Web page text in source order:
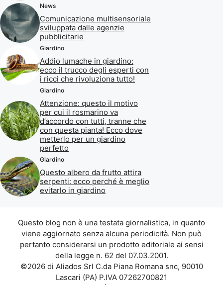
News
Comunicazione multisensoriale
sviluppata dalle agenzie
pubblicitarie
Giardino
Addio lumache in giardino:
ecco il trucco degli esperti con
i ricci che rivoluziona tutto!
Giardino
Attenzione: questo il motivo
per cui il rosmarino va
d’accordo con tutti, tranne che
con questa pianta! Ecco dove
metterlo per un giardino
perfetto
Giardino
Questo albero da frutto attira
serpenti: ecco perché è meglio
evitarlo in giardino
Questo blog non è una testata giornalistica, in quanto
viene aggiornato senza alcuna periodicità. Non può
pertanto considerarsi un prodotto editoriale ai sensi
della legge n. 62 del 07.03.2001.
©2026 di Aliados Srl C.da Piana Romana snc, 90010
Lascari (PA) P.IVA 07262700821